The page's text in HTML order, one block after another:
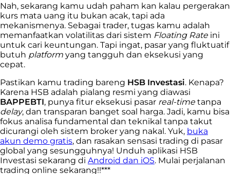
Nah, sekarang kamu udah paham kan kalau pergerakan
kurs mata uang itu bukan acak, tapi ada
mekanismenya. Sebagai trader, tugas kamu adalah
memanfaatkan volatilitas dari sistem Floating Rateini
untuk cari keuntungan. Tapi ingat, pasar yang fluktuatif
butuh platform yang tangguh dan eksekusi yang
cepat.
Pastikan kamu trading bareng HSB Investasi. Kenapa?
Karena HSB adalah pialang resmi yang diawasi
BAPPEBTI, punya fitur eksekusi pasar real-timetanpa
delay, dan transparan banget soal harga. Jadi, kamu bisa
fokus analisa fundamental dan teknikal tanpa takut
dicurangi oleh sistem broker yang nakal. Yuk, buka
akun demo gratis, dan rasakan sensasi trading di pasar
global yang sesungguhnya! Unduh aplikasi HSB
Investasi sekarang di Android dan iOS. Mulai perjalanan
trading online sekarang!!***